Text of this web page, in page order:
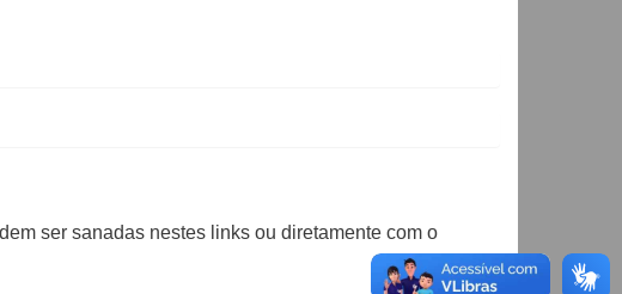
ser sanadas nestes links ou diretamente com o